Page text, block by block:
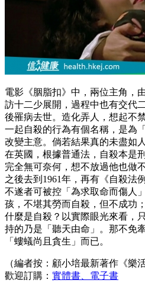
電影《胭脂扣》中，兩位主角，
訪十二少展開，過程中也有交代
後罹病去世。造化弄人，想起不禁
一起自殺的行為有個名稱，是為
改變主意。倘若結果真的未盡如
在英國，根據普通法，自殺本是
完全無可奈何，想不放過他也做
之後去到1961年，再有《自殺法
不遂者可被控「為求取命而傷人
孩，不堪其勞而自殺，但不成功
什麼是自殺？以實際眼光來看，
持的乃是「聽天由命」。那不免
「螻蟻尚且貪生」而已。
（編者按：顧小培最新著作《
歡迎訂購： 實體書、電子書